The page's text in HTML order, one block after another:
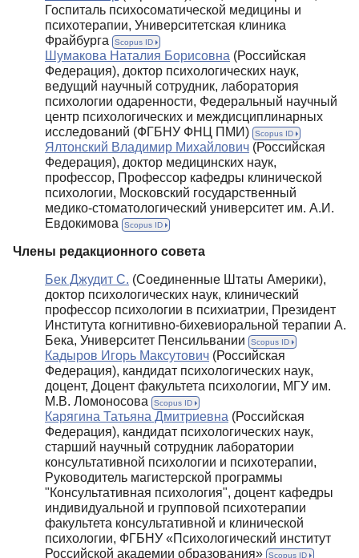
Госпиталь психосоматической медицины и
психотерапии, Университетская клиника
Фрайбурга
Scopus ID
Шумакова Наталия Борисовна (Российская
Федерация), доктор психологических наук,
ведущий научный сотрудник, лаборатория
психологии одаренности, Федеральный научный
центр психологических и междисциплинарных
исследований (ФГБНУ ФНЦ ПМИ)
Scopus ID
Ялтонский Владимир Михайлович (Российская
Федерация), доктор медицинских наук,
профессор, Профессор кафедры клинической
психологии, Московский государственный
медико-стоматологический университет им. А.И.
Евдокимова
Scopus ID
Члены редакционного совета
Бек Джудит С. (Соединенные Штаты Америки),
доктор психологических наук, клинический
профессор психологии в психиатрии, Президент
Института когнитивно-бихевиоральной терапии А.
Бека, Университет Пенсильвании
Scopus ID
Кадыров Игорь Максутович (Российская
Федерация), кандидат психологических наук,
доцент, Доцент факультета психологии, МГУ им.
М.В. Ломоносова
Scopus ID
Карягина Татьяна Дмитриевна (Российская
Федерация), кандидат психологических наук,
старший научный сотрудник лаборатории
консультативной психологии и психотерапии,
Руководитель магистерской программы
"Консультативная психология", доцент кафедры
индивидуальной и групповой психотерапии
факультета консультативной и клинической
психологии, ФГБНУ «Психологический институт
Российской академии образования»
Scopus ID